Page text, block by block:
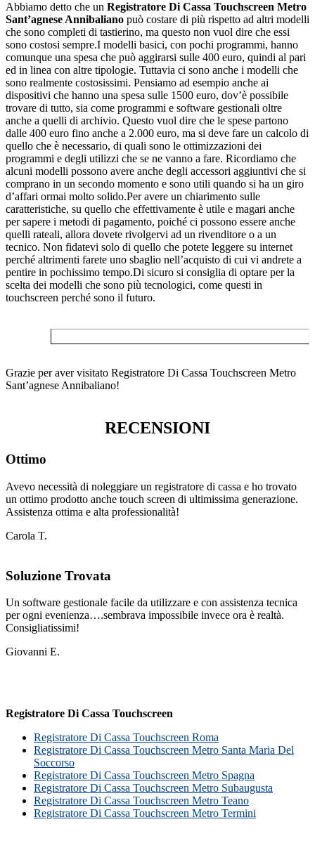
Abbiamo detto che un Registratore Di Cassa Touchscreen Metro
Sant’agnese Annibaliano può costare di più rispetto ad altri modelli
che sono completi di tastierino, ma questo non vuol dire che essi
sono costosi sempre.I modelli basici, con pochi programmi, hanno
comunque una spesa che può aggirarsi sulle 400 euro, quindi al pari
ed in linea con altre tipologie. Tuttavia ci sono anche i modelli che
sono realmente costosissimi. Pensiamo ad esempio anche ai
dispositivi che hanno una spesa sulle 1500 euro, dov’è possibile
trovare di tutto, sia come programmi e software gestionali oltre
anche a quelli di archivio. Questo vuol dire che le spese partono
dalle 400 euro fino anche a 2.000 euro, ma si deve fare un calcolo di
quello che è necessario, di quali sono le ottimizzazioni dei
programmi e degli utilizzi che se ne vanno a fare. Ricordiamo che
alcuni modelli possono avere anche degli accessori aggiuntivi che si
comprano in un secondo momento e sono utili quando si ha un giro
d’affari ormai molto solido.Per avere un chiarimento sulle
caratteristiche, su quello che effettivamente è utile e magari anche
per sapere i metodi di pagamento, poiché ci possono essere anche
quelli rateali, allora dovete rivolgervi ad un rivenditore o a un
tecnico. Non fidatevi solo di quello che potete leggere su internet
perché altrimenti farete uno sbaglio nell’acquisto di cui vi andrete a
pentire in pochissimo tempo.Di sicuro si consiglia di optare per la
scelta dei modelli che sono più tecnologici, come questi in
touchscreen perché sono il futuro.
Grazie per aver visitato Registratore Di Cassa Touchscreen Metro
Sant’agnese Annibaliano!
RECENSIONI
Ottimo
Avevo necessità di noleggiare un registratore di cassa e ho trovato
un ottimo prodotto anche touch screen di ultimissima generazione.
Assistenza ottima e alta professionalità!
Carola T.
Soluzione Trovata
Un software gestionale facile da utilizzare e con assistenza tecnica
per ogni evenienza….sembrava impossibile invece ora è realtà.
Consigliatissimi!
Giovanni E.
Registratore Di Cassa Touchscreen
Registratore Di Cassa Touchscreen Roma
Registratore Di Cassa Touchscreen Metro Santa Maria Del
Soccorso
Registratore Di Cassa Touchscreen Metro Spagna
Registratore Di Cassa Touchscreen Metro Subaugusta
Registratore Di Cassa Touchscreen Metro Teano
Registratore Di Cassa Touchscreen Metro Termini